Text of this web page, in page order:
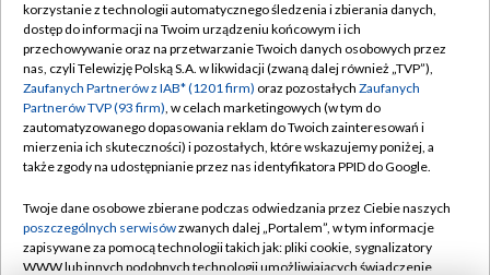
TVP
Abonament TVP
Emisja w TVP
Centrum informacji TVP
Naziemna Telewizja Cyfrowa
Rada Programowa
System NOS
Regulamin TVP
Polityka prywatności
Moje zgody
Pomoc
Kontakt
korzystanie z technologii automatycznego śledzenia i zbierania danych,
dostęp do informacji na Twoim urządzeniu końcowym i ich
przechowywanie oraz na przetwarzanie Twoich danych osobowych przez
nas, czyli Telewizję Polską S.A. w likwidacji (zwaną dalej również „TVP”),
Zaufanych Partnerów z IAB* (1201 firm) oraz pozostałych Zaufanych
Partnerów TVP (93 firm), w celach marketingowych (w tym do
zautomatyzowanego dopasowania reklam do Twoich zainteresowań i
mierzenia ich skuteczności) i pozostałych, które wskazujemy poniżej, a
także zgody na udostępnianie przez nas identyfikatora PPID do Google.
Twoje dane osobowe zbierane podczas odwiedzania przez Ciebie naszych
poszczególnych serwisówzwanych dalej „Portalem”, w tym informacje
zapisywane za pomocą technologii takich jak: pliki cookie, sygnalizatory
WWW lub innych podobnych technologii umożliwiających świadczenie